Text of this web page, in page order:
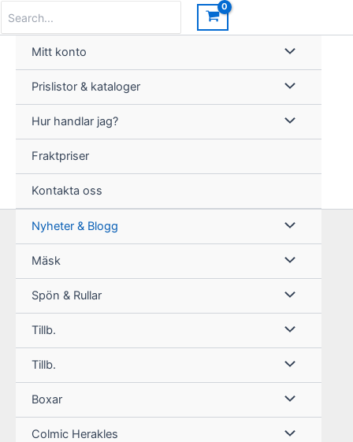
innehåll
for:
Mitt konto
Prislistor & kataloger
Hur handlar jag?
Fraktpriser
Kontakta oss
Nyheter & Blogg
Mäsk
Spön & Rullar
Tillb.
Tillb.
Boxar
Colmic Herakles